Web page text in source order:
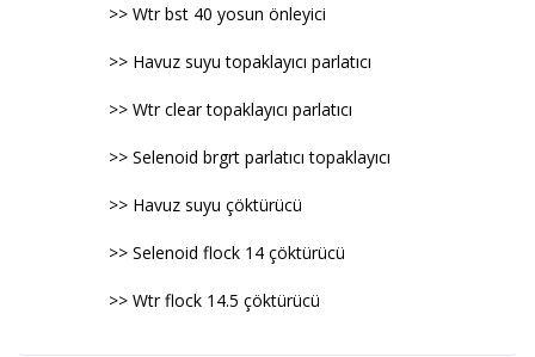
>> Wtr bst 40 yosun önleyici
>> Havuz suyu topaklayıcı parlatıcı
>> Wtr clear topaklayıcı parlatıcı
>> Selenoid brgrt parlatıcı topaklayıcı
>> Havuz suyu çöktürücü
>> Selenoid flock 14 çöktürücü
>> Wtr flock 14.5 çöktürücü